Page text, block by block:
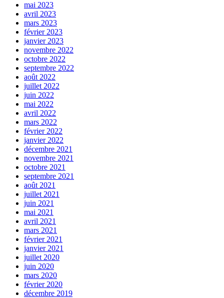
mai 2023
avril 2023
mars 2023
février 2023
janvier 2023
novembre 2022
octobre 2022
septembre 2022
août 2022
juillet 2022
juin 2022
mai 2022
avril 2022
mars 2022
février 2022
janvier 2022
décembre 2021
novembre 2021
octobre 2021
septembre 2021
août 2021
juillet 2021
juin 2021
mai 2021
avril 2021
mars 2021
février 2021
janvier 2021
juillet 2020
juin 2020
mars 2020
février 2020
décembre 2019